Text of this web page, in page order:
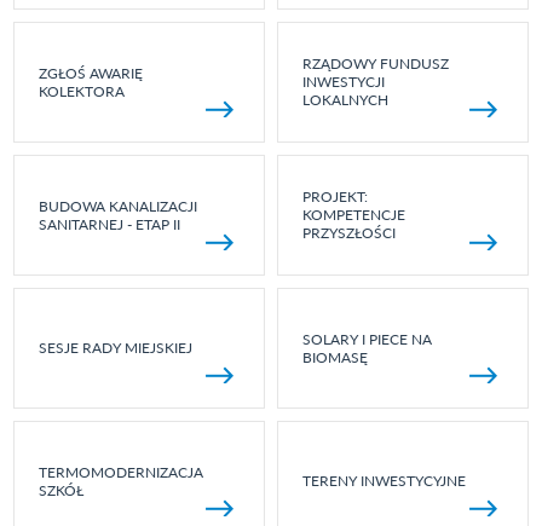
ZGŁOŚ AWARIĘ
KOLEKTORA
RZĄDOWY FUNDUSZ
INWESTYCJI
LOKALNYCH
BUDOWA KANALIZACJI
SANITARNEJ - ETAP II
PROJEKT:
KOMPETENCJE
PRZYSZŁOŚCI
SESJE RADY MIEJSKIEJ
SOLARY I PIECE NA
BIOMASĘ
TERMOMODERNIZACJA
SZKÓŁ
TERENY INWESTYCYJNE